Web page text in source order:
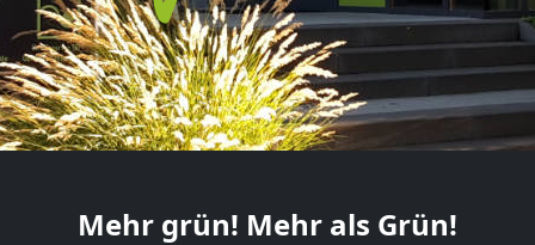
Mehr grün! Mehr als Grün!